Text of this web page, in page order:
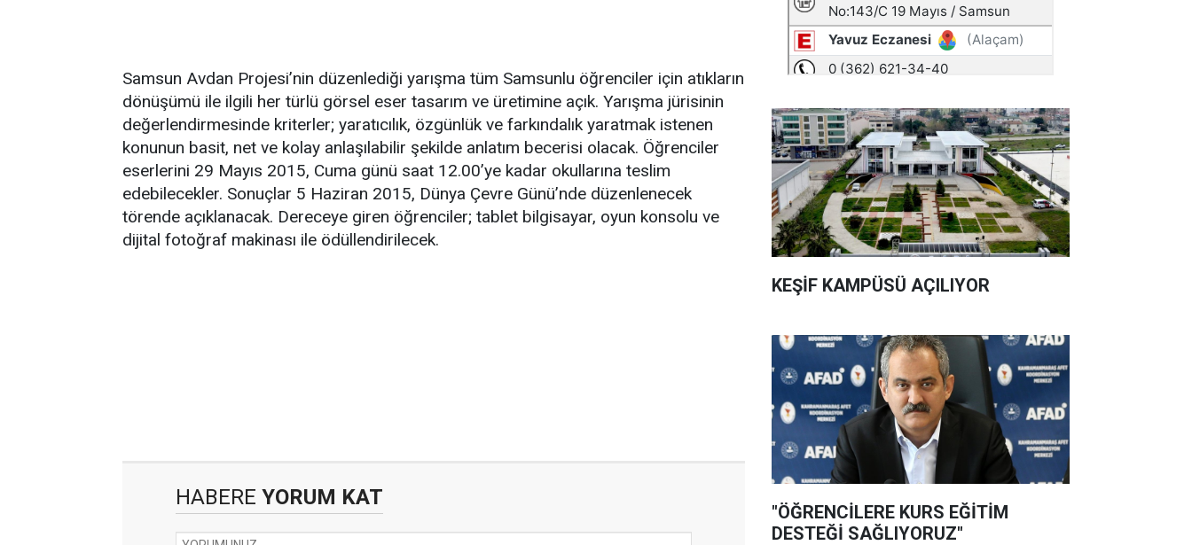
Samsun Avdan Projesi’nin düzenlediği yarışma tüm Samsunlu öğrenciler için atıkların
dönüşümü ile ilgili her türlü görsel eser tasarım ve üretimine açık. Yarışma jürisinin
değerlendirmesinde kriterler; yaratıcılık, özgünlük ve farkındalık yaratmak istenen
konunun basit, net ve kolay anlaşılabilir şekilde anlatım becerisi olacak. Öğrenciler
eserlerini 29 Mayıs 2015, Cuma günü saat 12.00’ye kadar okullarına teslim
edebilecekler. Sonuçlar 5 Haziran 2015, Dünya Çevre Günü’nde düzenlenecek
törende açıklanacak. Dereceye giren öğrenciler; tablet bilgisayar, oyun konsolu ve
dijital fotoğraf makinası ile ödüllendirilecek.
HABERE YORUM KAT
KEŞİF KAMPÜSÜ AÇILIYOR
"ÖĞRENCİLERE KURS EĞİTİM
DESTEĞİ SAĞLIYORUZ"